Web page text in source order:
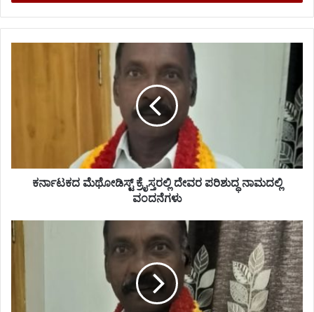
ಕರ್ನಾಟಕದ ಮೆಥೋಡಿಸ್ಟ್ ಕ್ರೈಸ್ತರಲ್ಲಿ ದೇವರ ಪರಿಶುದ್ಧ ನಾಮದಲ್ಲಿ
ವಂದನೆಗಳು